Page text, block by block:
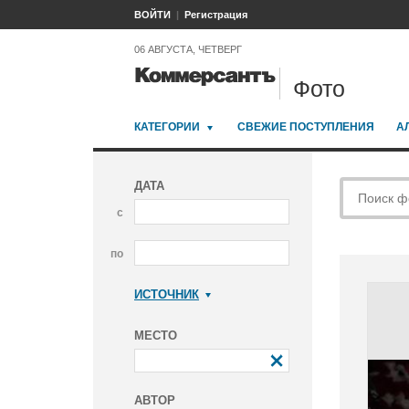
ВОЙТИ Регистрация
06 АВГУСТА, ЧЕТВЕРГ
Фото
КАТЕГОРИИ СВЕЖИЕ ПОСТУПЛЕНИЯ
ДАТА
с
по
ИСТОЧНИК
МЕСТО
АВТОР